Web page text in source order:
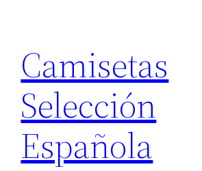
contenido
Camisetas
Selección
Española